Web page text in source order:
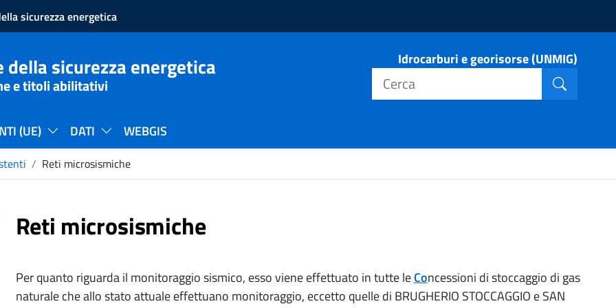
sicurezza energetica
sicurezza energetica
e titoli abilitativi
Idrocarburi e georisorse (UNMIG)
(UE) DATI WEBGIS
Reti microsismiche
Reti microsismiche
Per quanto riguarda il monitoraggio sismico, esso viene effettuato in tutte leConcessioni di stoccaggio di gas
naturale che allo stato attuale effettuano monitoraggio, eccetto quelle di BRUGHERIO STOCCAGGIO e SAN